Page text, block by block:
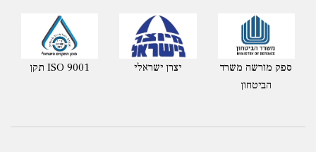
תקן ISO 9001 יצרן ישראלי
ספק מורשה משרד
הביטחון